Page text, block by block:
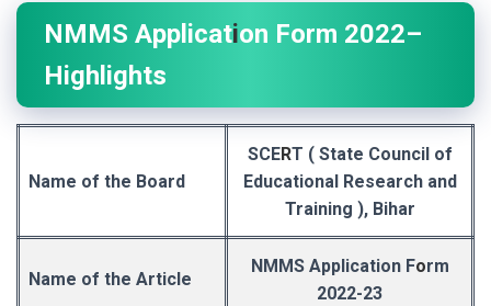
NMMS Application Form 2022–
Highlights
Name of the Board
SCERT ( State Council of
Educational Research and
Training ), Bihar
Name of the Article
NMMS Application Form
2022-23